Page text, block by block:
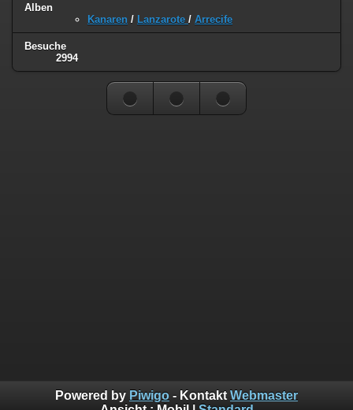
Alben
Kanaren / Lanzarote / Arrecife
Besuche
2994
Powered by Piwigo - Kontakt Webmaster